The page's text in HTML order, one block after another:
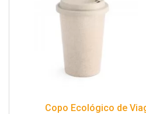
Copo Ecológico de